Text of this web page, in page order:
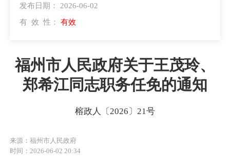
发布日期： 2026-06-02
有 效 性： 有效
福州市人民政府关于王茂玲、
郑希江同志职务任免的通知
榕政人〔2026〕21号
来源：福州市人民政府
时间：2026-06-02 20:34